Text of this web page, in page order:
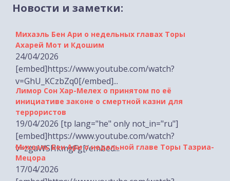
Новости и заметки:
Михаэль Бен Ари о недельных главах Торы
24/04/2026
[embed]https://www.youtube.com/watch?
v=GhU_KCzbZq0[/embed]...
Лимор Сон Хар-Мелех о принятом по её
инициативе законе о смертной казни для
террористов
19/04/2026 [tp lang="he" only not_in="ru"]
[embed]https://www.youtube.com/watch?
v=zgaWSHkmgFg[/embed...
Михаэль Бен Ари о недельной главе Торы Тазриа-
Мецора
17/04/2026
[embed]https://www.youtube.com/watch?
v=hG3rvfpfa_Q[/embed]...